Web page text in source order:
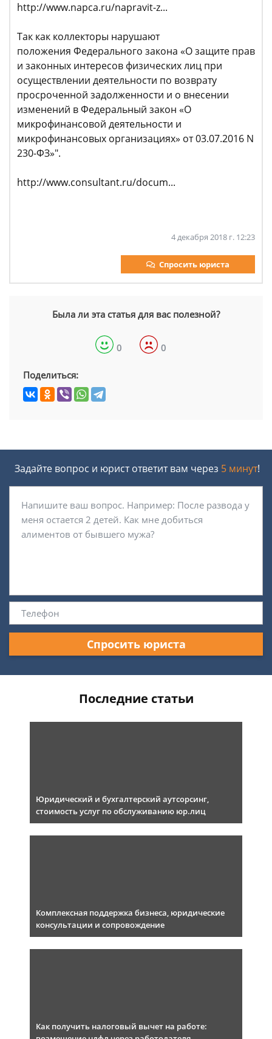
http://www.napca.ru/napravit-z...
Так как коллекторы нарушают
положения Федерального закона «О защите прав
и законных интересов физических лиц при
осуществлении деятельности по возврату
просроченной задолженности и о внесении
изменений в Федеральный закон «О
микрофинансовой деятельности и
микрофинансовых организациях» от 03.07.2016 N
230-ФЗ»".
http://www.consultant.ru/docum...
4 декабря 2018 г. 12:23
Спросить юриста
Была ли эта статья для вас полезной?
0 0
Поделиться:
Задайте вопрос и юрист ответит вам через 5 минут!
Спросить юриста
Последние статьи
Юридический и бухгалтерский аутсорсинг,
стоимость услуг по обслуживанию юр.лиц
Комплексная поддержка бизнеса, юридические
консультации и сопровождение
Как получить налоговый вычет на работе: